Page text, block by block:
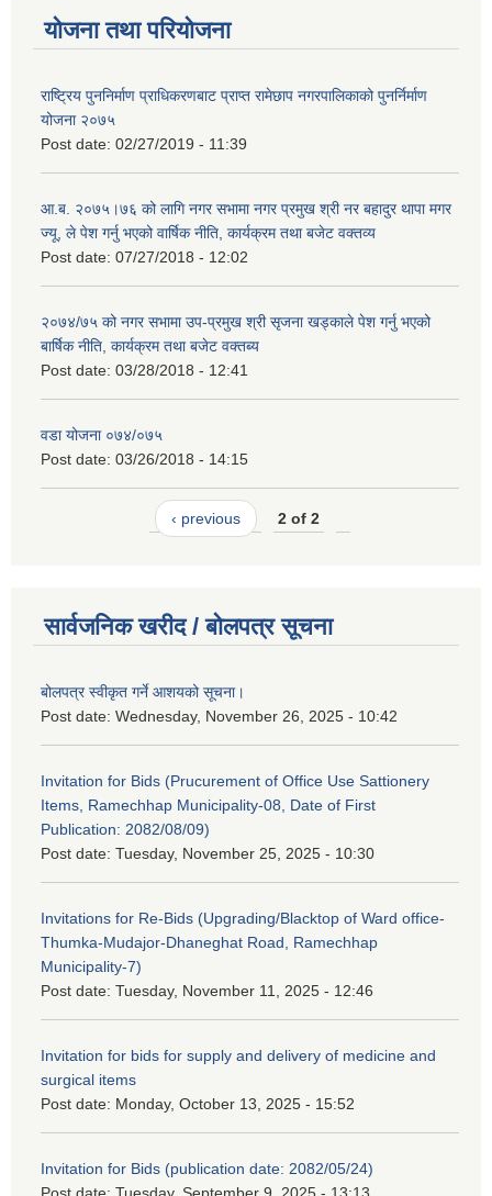
योजना तथा परियोजना
राष्ट्रिय पुननिर्माण प्राधिकरणबाट प्राप्त रामेछाप नगरपालिकाको पुनर्निर्माण
योजना २०७५
Post date: 02/27/2019 - 11:39
आ.ब. २०७५।७६ को लागि नगर सभामा नगर प्रमुख श्री नर बहादुर थापा मगर
ज्यू, ले पेश गर्नु भएको वार्षिक नीति, कार्यक्रम तथा बजेट वक्तव्य
Post date: 07/27/2018 - 12:02
२०७४/७५ को नगर सभामा उप-प्रमुख श्री सृजना खड्काले पेश गर्नु भएको
बार्षिक नीति, कार्यक्रम तथा बजेट वक्तब्य
Post date: 03/28/2018 - 12:41
वडा योजना ०७४/०७५
Post date: 03/26/2018 - 14:15
‹ previous 2 of 2
सार्वजनिक खरीद / बोलपत्र सूचना
बोलपत्र स्वीकृत गर्ने आशयको सूचना।
Post date: Wednesday, November 26, 2025 - 10:42
Invitation for Bids (Prucurement of Office Use Sattionery
Items, Ramechhap Municipality-08, Date of First
Publication: 2082/08/09)
Post date: Tuesday, November 25, 2025 - 10:30
Invitations for Re-Bids (Upgrading/Blacktop of Ward office-
Thumka-Mudajor-Dhaneghat Road, Ramechhap
Municipality-7)
Post date: Tuesday, November 11, 2025 - 12:46
Invitation for bids for supply and delivery of medicine and
surgical items
Post date: Monday, October 13, 2025 - 15:52
Invitation for Bids (publication date: 2082/05/24)
Post date: Tuesday, September 9, 2025 - 13:13